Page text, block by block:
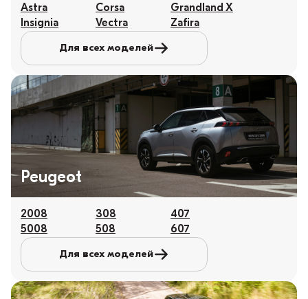
Astra Corsa
Grandland X
Insignia
Vectra Zafira
Для всех моделей
Peugeot
2008 308
407
5008
508 607
Для всех моделей